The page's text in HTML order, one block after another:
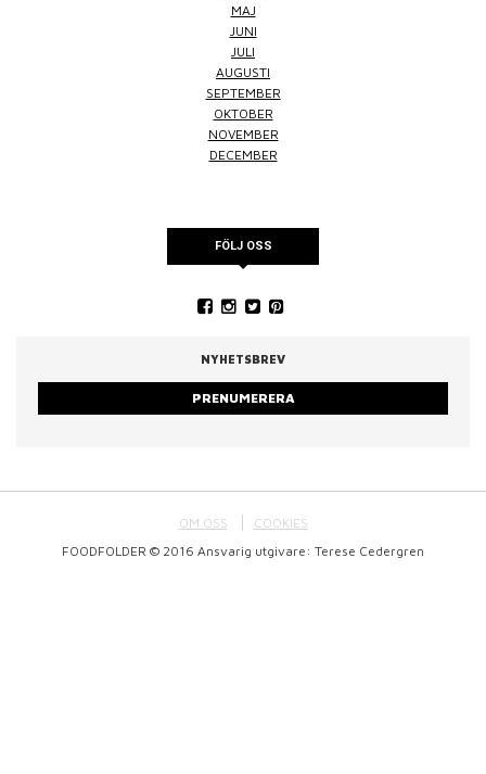
MAJ
JUNI
JULI
AUGUSTI
SEPTEMBER
OKTOBER
NOVEMBER
DECEMBER
FÖLJ OSS
NYHETSBREV
PRENUMERERA
OM OSS
COOKIES
FOODFOLDER © 2016 Ansvarig utgivare: Terese Cedergren